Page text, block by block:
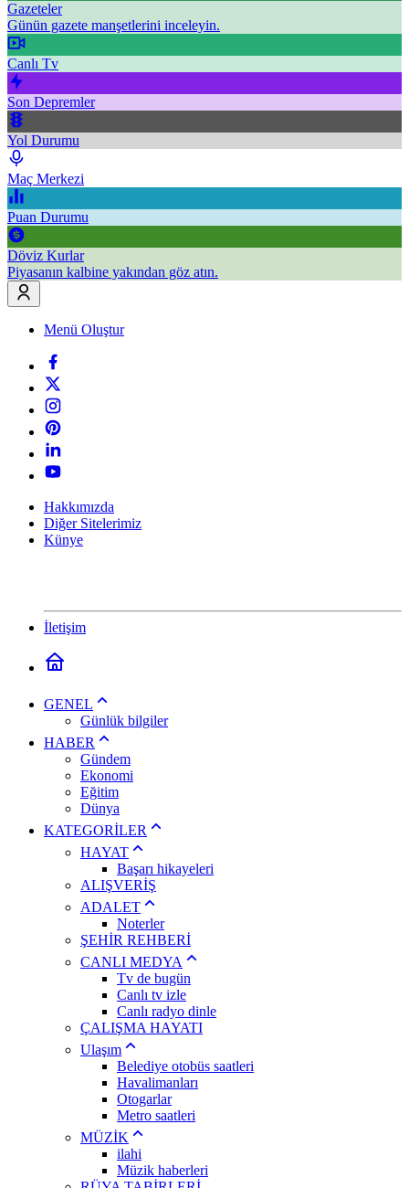
Gazeteler
Günün gazete manşetlerini inceleyin.
Canlı Tv
Son Depremler
Yol Durumu
Maç Merkezi
Puan Durumu
Döviz Kurlar
Piyasanın kalbine yakından göz atın.
Menü Oluştur
Hakkımızda
Diğer Sitelerimiz
Künye
İletişim
GENEL
Günlük bilgiler
HABER
Gündem
Ekonomi
Eğitim
Dünya
KATEGORİLER
HAYAT
Başarı hikayeleri
ALIŞVERİŞ
ADALET
Noterler
ŞEHİR REHBERİ
CANLI MEDYA
Tv de bugün
Canlı tv izle
Canlı radyo dinle
ÇALIŞMA HAYATI
Ulaşım
Belediye otobüs saatleri
Havalimanları
Otogarlar
Metro saatleri
MÜZİK
ilahi
Müzik haberleri